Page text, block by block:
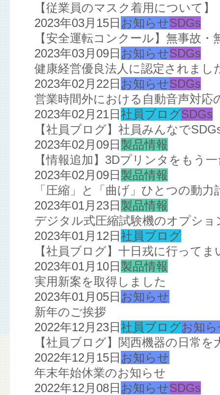
【従業員のマスク着用について】
2023年03月15日 お知らせSDGs
【安全運転コンクール】無事故・
2023年03月09日 お知らせSDGs
健康経営優良法人に認定されまし
2023年02月22日 お知らせSDGs
営業時間外における自動音声対応
2023年02月21日 社員ブログSDGs
【社員ブログ】社員みんなで
2023年02月09日 製品情報
【情報追加】3Dプリンタをもう
2023年02月09日 製品情報
「圧縮」と「曲げ」ひとつの動
2023年01月23日 製品情報
デジタル式圧縮試験機のオプショ
2023年01月12日 社員ブログ
【社員ブログ】十日戎に行って
2023年01月10日 製品情報
実用新案を取得しました
2023年01月05日 お知らせ
新年のご挨拶
2022年12月23日 社員ブログお知
【社員ブログ】関西機器の日常を
2022年12月15日 お知らせ
年末年始休業のお知らせ
2022年12月08日 お知らせSDGs